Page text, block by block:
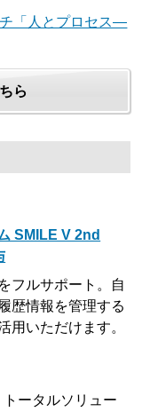
「人とプロセス―
ら
SMILE V 2nd
フルサポート。自
歴情報を管理する
用いただけます。
ータルソリュー